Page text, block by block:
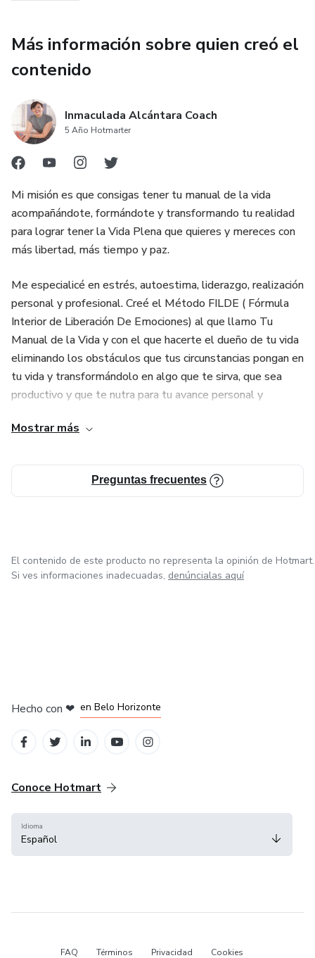
Más información sobre quien creó el
contenido
Inmaculada Alcántara Coach
5 Año Hotmarter
Mi misión es que consigas tener tu manual de la vida
acompañándote, formándote y transformando tu realidad
para lograr tener la Vida Plena que quieres y mereces con
más libertad, más tiempo y paz.
Me especialicé en estrés, autoestima, liderazgo, realización
personal y profesional. Creé el Método FILDE ( Fórmula
Interior de Liberación De Emociones) al que llamo Tu
Manual de la Vida y con el que hacerte el dueño de tu vida
eliminando los obstáculos que tus circunstancias pongan en
tu vida y transformándolo en algo que te sirva, que sea
productivo y que te nutra para tu avance personal y
estrés crónico, sino también a la formación de
emprendedores en Mentalidad, Marca, Estrategias y
SER a que consigas Tomar el Control de tus resultados, de
tus circunstancias y no dejar que te arrastren.
Mostrar más
Preguntas frecuentes
El contenido de este producto no representa la opinión de Hotmart.
Si ves informaciones inadecuadas, denúncialas aquí
Hecho con ❤ en Belo Horizonte
Conoce Hotmart
Idioma
Español
FAQ Términos Privacidad Cookies